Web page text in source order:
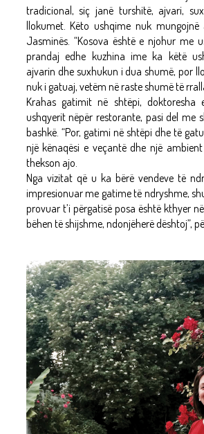
tradicional, siç janë turshitë, ajvari,
llokumet. Këto ushqime nuk mungojnë
Jasminës. “Kosova është e njohur me
prandaj edhe kuzhina ime ka këtë
ajvarin dhe suxhukun i dua shumë, por
nuk i gatuaj, vetëm në raste shumë të
Krahas gatimit në shtëpi, doktoresha
ushqyerit nëpër restorante, pasi del me
bashkë. “Por, gatimi në shtëpi dhe të
një kënaqësi e veçantë dhe një
thekson ajo.
Nga vizitat që u ka bërë vendeve të
impresionuar me gatime të ndryshme,
provuar t’i përgatisë posa është kthyer
bëhen të shijshme, ndonjëherë dështoj”,